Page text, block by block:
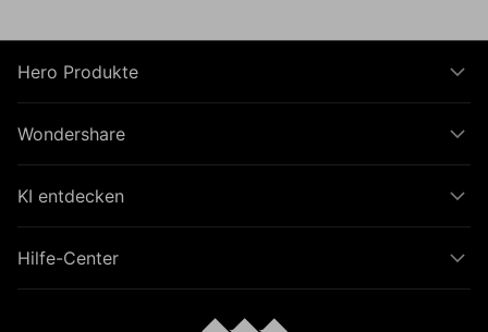
Hero Produkte
Wondershare
KI entdecken
Hilfe-Center